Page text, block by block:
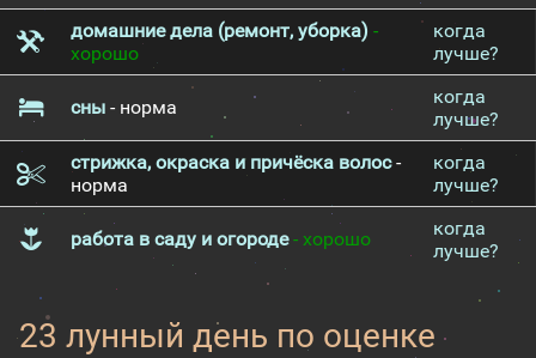
домашние дела (ремонт, уборка) -
хорошо
когда
лучше?
сны - норма
когда
лучше?
стрижка, окраска и причёска волос-
норма
когда
лучше?
работа в саду и огороде- хорошо
когда
лучше?
23 лунный день по оценке